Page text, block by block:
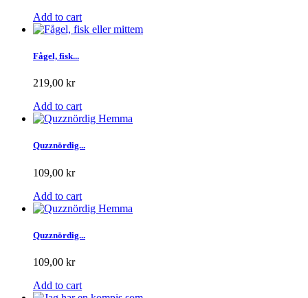
Add to cart
Fågel, fisk...
219,00 kr
Add to cart
Quzznördig...
109,00 kr
Add to cart
Quzznördig...
109,00 kr
Add to cart